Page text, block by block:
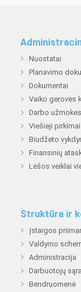
Nuostatai
Planavimo
Dokumentai
Vaiko gerovės
Darbo
Viešieji pirkimai
Biudžeto
Finansinių
Lėšos veiklai
Struktūra ir
Įstaigos
Valdymo
Administracija
Darbuotojų
Bendruomenė